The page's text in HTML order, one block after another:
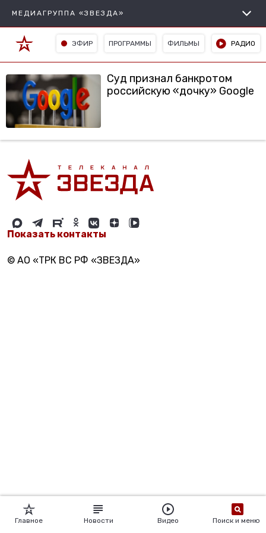
МЕДИАГРУППА «ЗВЕЗДА»
ЭФИР ПРОГРАММЫ ФИЛЬМЫ РАДИО
Суд признал банкротом
российскую «дочку» Google
Показать контакты
© АО «ТРК ВС РФ «ЗВЕЗДА»
Главное Новости Видео Поиск и меню